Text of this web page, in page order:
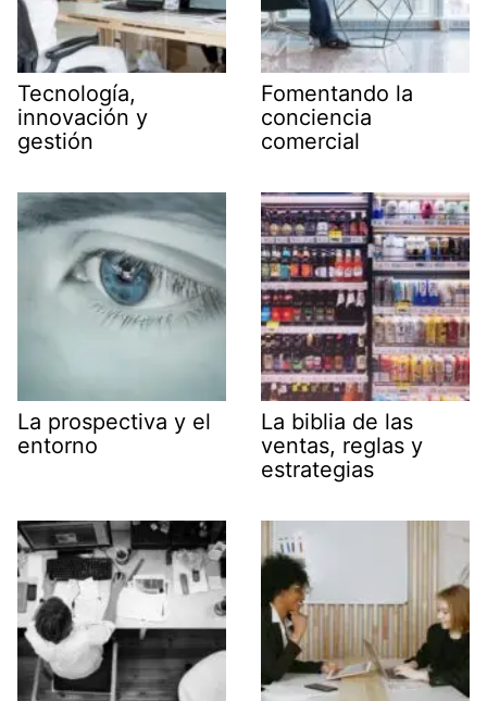
Tecnología,
innovación y
gestión
Fomentando la
conciencia
comercial
La prospectiva y el
entorno
La biblia de las
ventas, reglas y
estrategias